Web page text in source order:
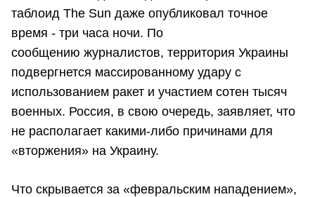
таблоид The Sun даже опубликовал точное
время - три часа ночи. По
сообщению журналистов, территория Украины
подвергнется массированному удару с
использованием ракет и участием сотен тысяч
военных. Россия, в свою очередь, заявляет, что
не располагает какими-либо причинами для
«вторжения» на Украину.
Что скрывается за «февральским нападением»,